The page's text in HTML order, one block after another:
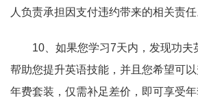
人负责承担因支付违约带来的相关责任
10、如果您学习7天内，发现功夫
帮助您提升英语技能，并且您希望可
年费套装，仅需补足差价，即可享受